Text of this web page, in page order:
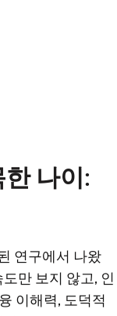
나이:
연구에서 나왔
만 보지 않고, 인
이해력, 도덕적